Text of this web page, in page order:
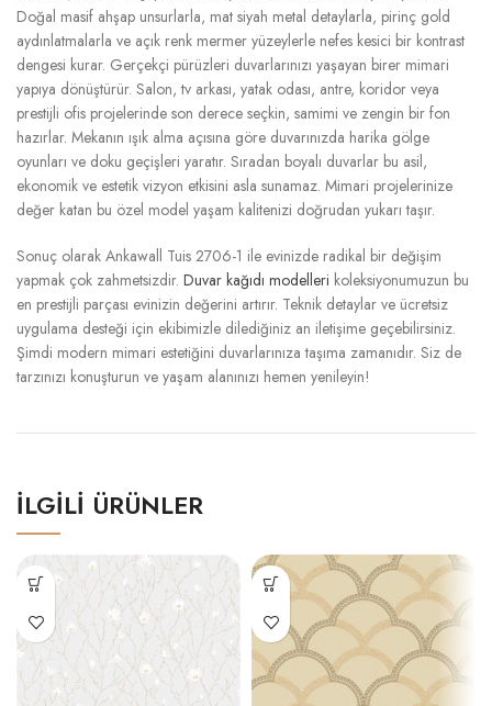
Doğal masif ahşap unsurlarla, mat siyah metal detaylarla, pirinç gold
aydınlatmalarla ve açık renk mermer yüzeylerle nefes kesici bir kontrast
dengesi kurar. Gerçekçi pürüzleri duvarlarınızı yaşayan birer mimari
yapıya dönüştürür. Salon, tv arkası, yatak odası, antre, koridor veya
prestijli ofis projelerinde son derece seçkin, samimi ve zengin bir fon
hazırlar. Mekanın ışık alma açısına göre duvarınızda harika gölge
oyunları ve doku geçişleri yaratır. Sıradan boyalı duvarlar bu asil,
ekonomik ve estetik vizyon etkisini asla sunamaz. Mimari projelerinize
değer katan bu özel model yaşam kalitenizi doğrudan yukarı taşır.
Sonuç olarak Ankawall Tuis 2706-1 ile evinizde radikal bir değişim
yapmak çok zahmetsizdir. Duvar kağıdı modelleri koleksiyonumuzun bu
en prestijli parçası evinizin değerini artırır. Teknik detaylar ve ücretsiz
uygulama desteği için ekibimizle dilediğiniz an iletişime geçebilirsiniz.
Şimdi modern mimari estetiğini duvarlarınıza taşıma zamanıdır. Siz de
tarzınızı konuşturun ve yaşam alanınızı hemen yenileyin!
İLGILI ÜRÜNLER